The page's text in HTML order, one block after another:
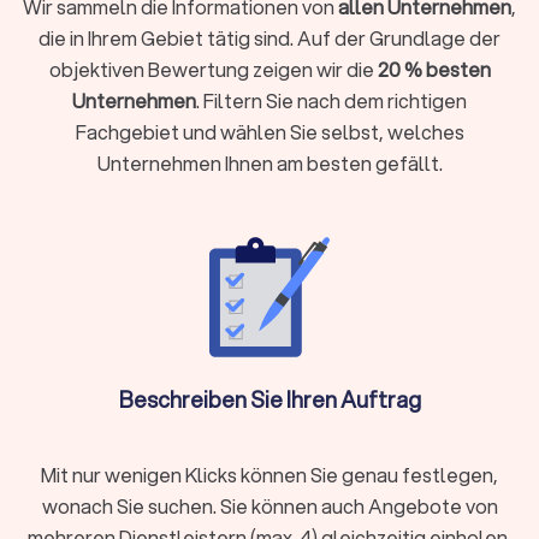
Privathaushalt, ein Bürogebäude oder eine Baustelle.
Dienstleistungen von Reinigungsfirmen in
Langelsheim
Gebäudereinigungsdienste in Langelsheim umfassen die
Reinigung von Bürogebäuden, Einkaufszentren, Schulen und
anderen gewerblichen Einrichtungen. Die professionelle
Reinigung sorgt für eine angenehme Arbeitsumgebung und
hinterlässt einen positiven Eindruck bei Mitarbeitern und
Für Privathaushalte bieten Reinigungsfirmen umfassende
Haushaltsreinigungsdienste an. Das Spektrum reicht von der
Wir sammeln die Informationen vonallen Unternehmen,
die in Ihrem Gebiet tätig sind. Auf der Grundlage der
objektiven Bewertung zeigen wir die20 % besten
Unternehmen. Filtern Sie nach dem richtigen
Fachgebiet und wählen Sie selbst, welches
Unternehmen Ihnen am besten gefällt.
Beschreiben Sie Ihren Auftrag
Mit nur wenigen Klicks können Sie genau festlegen,
wonach Sie suchen. Sie können auch Angebote von